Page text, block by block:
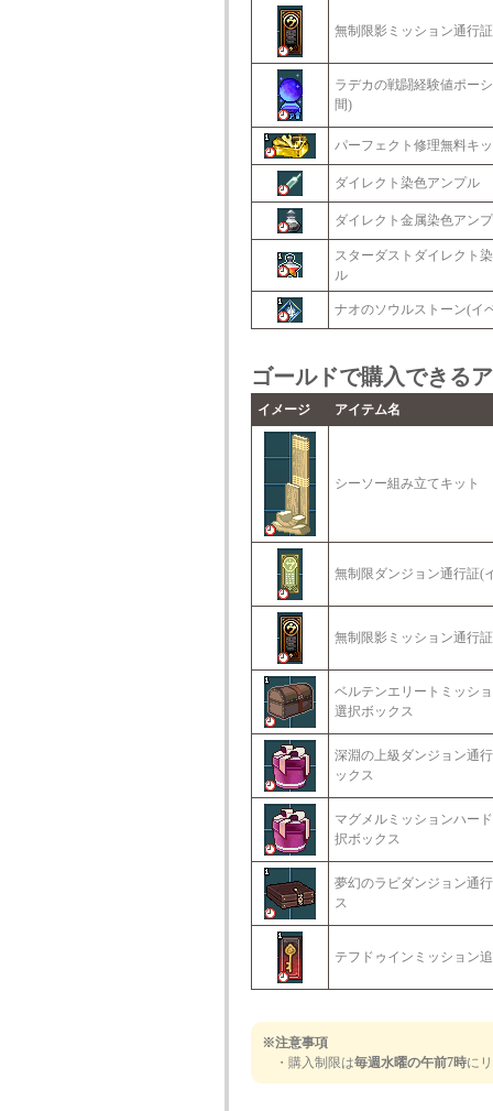
無制限影ミッション通行
ラデカの戦闘経験値ポー
間)
パーフェクト修理無料キ
ダイレクト染色アンプル
ダイレクト金属染色アン
スターダストダイレクト
ル
ナオのソウルストーン(イ
ゴールドで購入できる
イメージ アイテム名
シーソー組み立てキット
無制限ダンジョン通行証(
無制限影ミッション通行
ベルテンエリートミッシ
選択ボックス
深淵の上級ダンジョン通
ックス
マグメルミッションハー
択ボックス
夢幻のラビダンジョン通
ス
テフドゥインミッション
※注意事項
・購入制限は毎週水曜の午前7時に